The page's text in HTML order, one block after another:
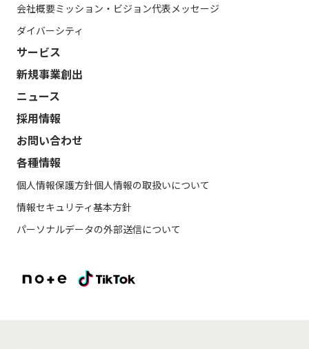
会社概要ミッション・ビジョン代表メッセージ
ダイバーシティ
サービス
新規事業創出
ニュース
採用情報
お問い合わせ
各種情報
個人情報保護方針個人情報の取扱いについて
情報セキュリティ基本方針
パーソナルデータの外部送信について